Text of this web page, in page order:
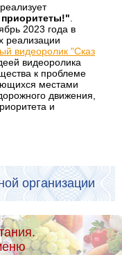
2023 года в
реализации
видеоролик "Сказ
видеоролика
к проблеме
местами
движения,
и
организации